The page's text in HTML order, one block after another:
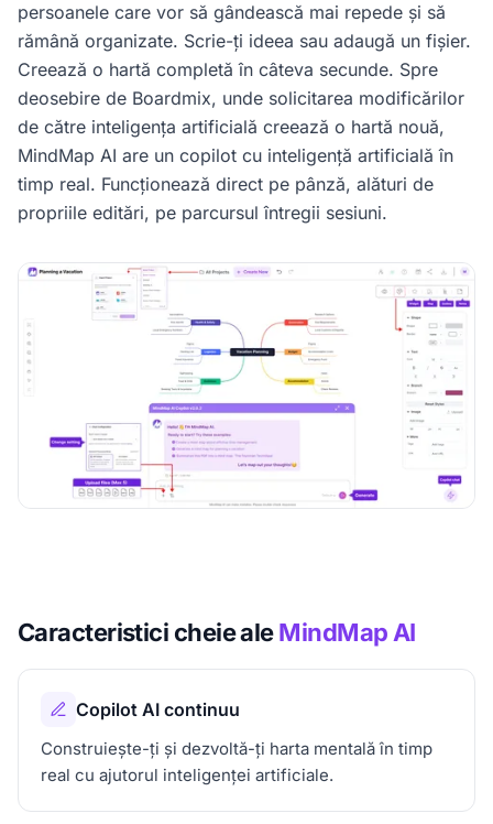
persoanele care vor să gândească mai repede și să
rămână organizate. Scrie-ți ideea sau adaugă un fișier.
Creează o hartă completă în câteva secunde. Spre
deosebire de Boardmix, unde solicitarea modificărilor
de către inteligența artificială creează o hartă nouă,
MindMap AI are un copilot cu inteligență artificială în
timp real. Funcționează direct pe pânză, alături de
propriile editări, pe parcursul întregii sesiuni.
Caracteristici cheie aleMindMap AI
Copilot AI continuu
Construiește-ți și dezvoltă-ți harta mentală în timp
real cu ajutorul inteligenței artificiale.